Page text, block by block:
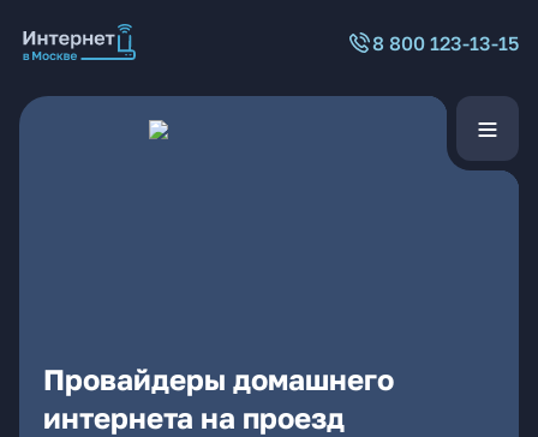
8 800 123-13-15
Провайдеры домашнего
интернета на проезд